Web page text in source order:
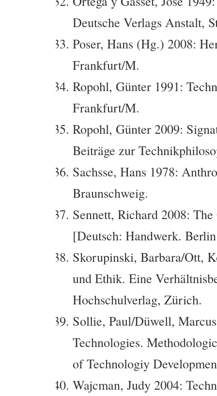
Deutsche Verlags Anstalt,
Poser, Hans (Hg.) 2008:
Frankfurt/M.
Ropohl, Günter 1991:
Frankfurt/M.
Ropohl, Günter 2009:
Beiträge zur
Sachsse, Hans 1978:
Braunschweig.
Sennett, Richard 2008:
[Deutsch: Handwerk.
Skorupinski, Barbara/Ott,
und Ethik. Eine
Hochschulverlag, Zürich.
Sollie, Paul/Düwell,
Technologies.
of Technologiy
Wajcman, Judy 2004: